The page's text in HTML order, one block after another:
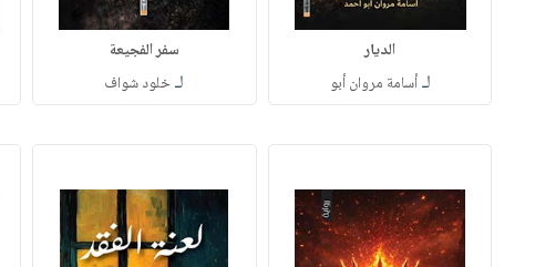
الديار
لـأسامة مروان أبو
سفر الفجيعة
لـخلود شواف